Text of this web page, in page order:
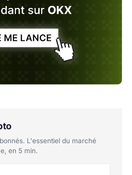
L'essentiel du marché
en 5 min.